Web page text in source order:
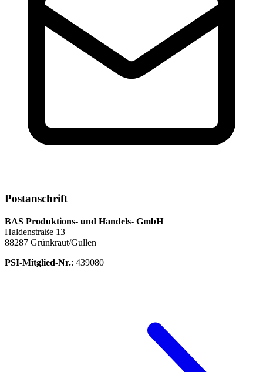
Postanschrift
BAS Produktions- und Handels- GmbH
Haldenstraße 13
88287 Grünkraut/Gullen
PSI-Mitglied-Nr.: 439080